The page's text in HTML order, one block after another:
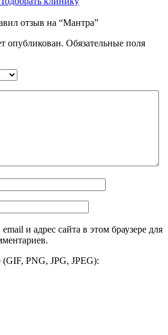
отзыв на “Мантра”
опубликован. Обязательные поля
и адрес сайта в этом браузере для
PNG, JPG, JPEG):